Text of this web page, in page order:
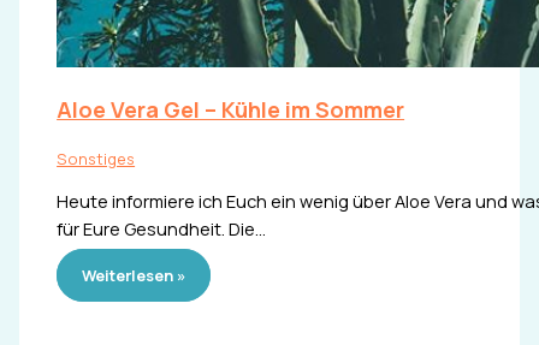
Aloe Vera Gel – Kühle im Sommer
Sonstiges
Heute informiere ich Euch ein wenig über Aloe Vera und
für Eure Gesundheit. Die…
Weiterlesen »